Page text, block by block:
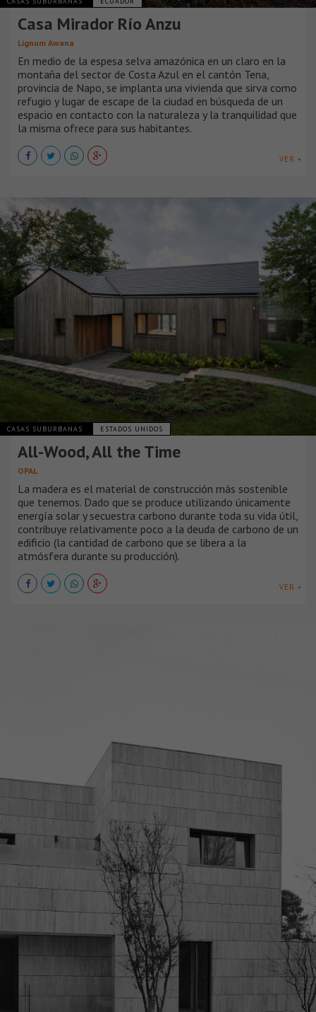
Casa Mirador Río Anzu
Lignum Awana
En medio de la espesa selva amazónica en un claro en la
montaña del sector de Costa Azul en el cantón Tena,
provincia de Napo, se implanta una vivienda que sirva como
refugio y lugar de escape de la ciudad en búsqueda de un
espacio en contacto con la naturaleza y la tranquilidad que
la misma ofrece para sus habitantes.
VER +
CASAS SUBURBANAS ESTADOS UNIDOS
All-Wood, All the Time
OPAL
La madera es el material de construcción más sostenible
que tenemos. Dado que se produce utilizando únicamente
energía solar y secuestra carbono durante toda su vida útil,
contribuye relativamente poco a la deuda de carbono de un
edificio (la cantidad de carbono que se libera a la
atmósfera durante su producción).
VER +